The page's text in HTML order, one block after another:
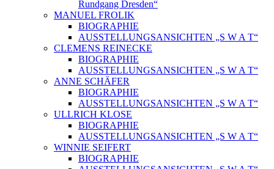
Rundgang Dresden“
MANUEL FROLIK
BIOGRAPHIE
AUSSTELLUNGSANSICHTEN „S W A T“
CLEMENS REINECKE
BIOGRAPHIE
AUSSTELLUNGSANSICHTEN „S W A T“
ANNE SCHÄFER
BIOGRAPHIE
AUSSTELLUNGSANSICHTEN „S W A T“
ULLRICH KLOSE
BIOGRAPHIE
AUSSTELLUNGSANSICHTEN „S W A T“
WINNIE SEIFERT
BIOGRAPHIE